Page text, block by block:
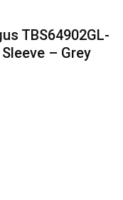
TBS64902GL-
– Grey